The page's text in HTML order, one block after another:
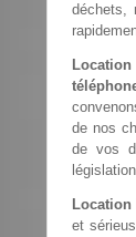
déchets,
de nos
de vos
et